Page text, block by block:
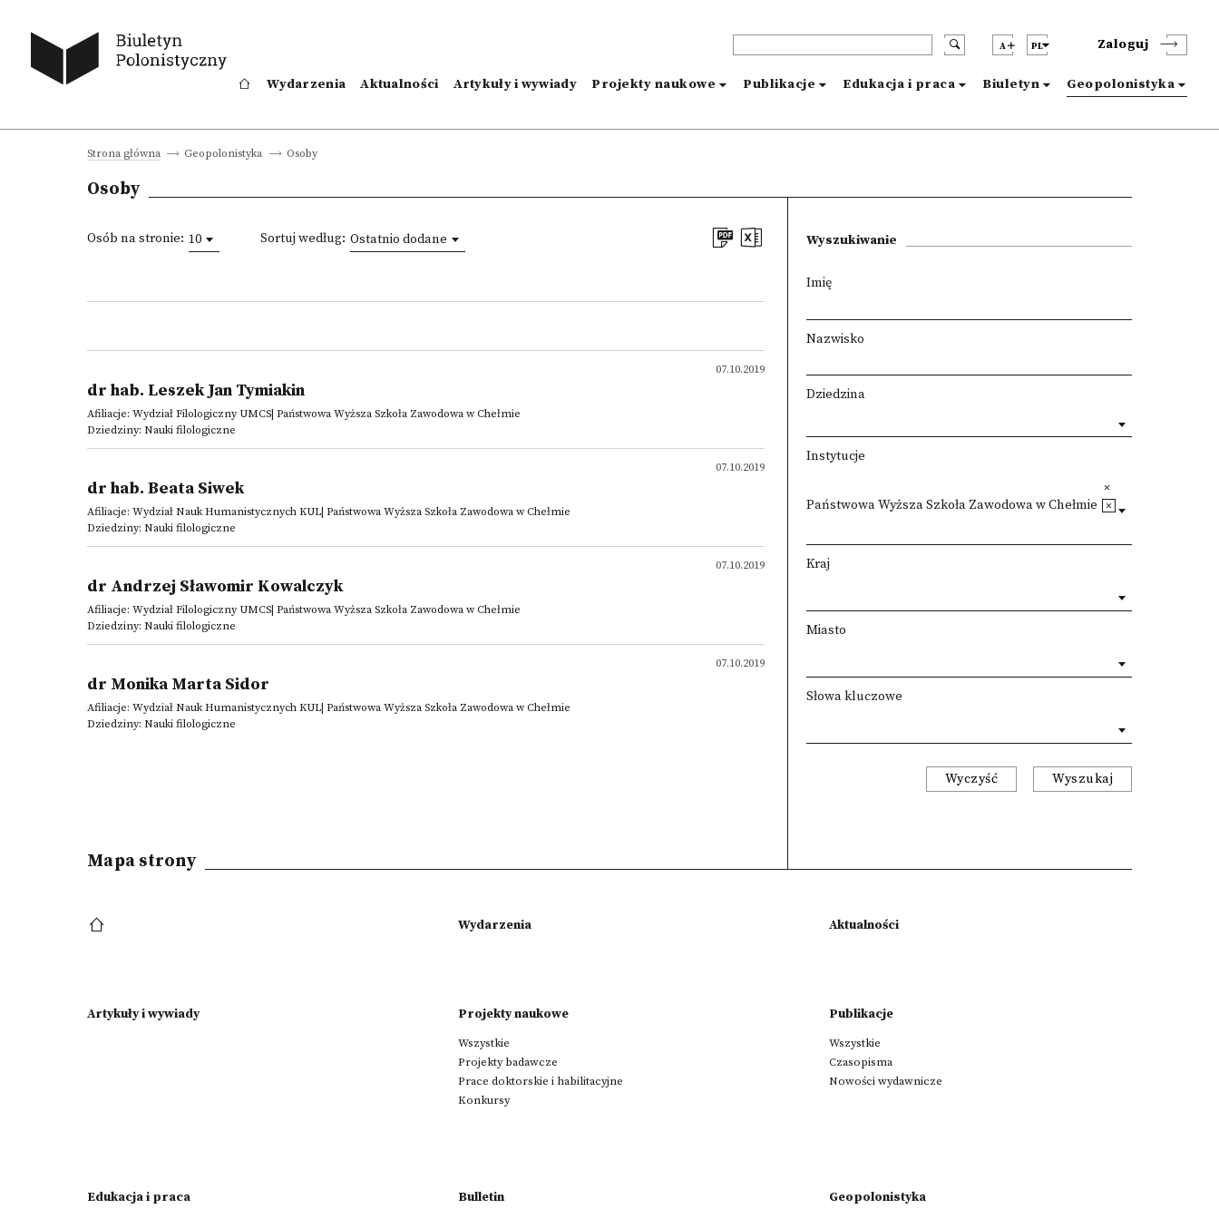
A PL Zaloguj
Wydarzenia Aktualności Artykuły i wywiady Projekty naukowe Publikacje Edukacja i praca Biuletyn Geopolonistyka
Strona główna Geopolonistyka Osoby
Osoby
Osób na stronie: 10 Sortuj według: Ostatnio dodane
07.10.2019
dr hab. Leszek Jan Tymiakin
Afiliacje: Wydział Filologiczny UMCS| Państwowa Wyższa Szkoła Zawodowa w Chełmie
Dziedziny: Nauki filologiczne
07.10.2019
dr hab. Beata Siwek
Afiliacje: Wydział Nauk Humanistycznych KUL| Państwowa Wyższa Szkoła Zawodowa w Chełmie
Dziedziny: Nauki filologiczne
07.10.2019
dr Andrzej Sławomir Kowalczyk
Afiliacje: Wydział Filologiczny UMCS| Państwowa Wyższa Szkoła Zawodowa w Chełmie
Dziedziny: Nauki filologiczne
07.10.2019
dr Monika Marta Sidor
Afiliacje: Wydział Nauk Humanistycznych KUL| Państwowa Wyższa Szkoła Zawodowa w Chełmie
Dziedziny: Nauki filologiczne
Wyszukiwanie
Imię
Nazwisko
Dziedzina
Instytucje
Państwowa Wyższa Szkoła Zawodowa w Chełmie
Kraj
Miasto
Słowa kluczowe
Wyczyść Wyszukaj
Mapa strony
Wydarzenia Aktualności
Artykuły i wywiady Projekty naukowe
Wszystkie
Projekty badawcze
Prace doktorskie i habilitacyjne
Konkursy
Publikacje
Wszystkie
Czasopisma
Nowości wydawnicze
Edukacja i praca Bulletin Geopolonistyka